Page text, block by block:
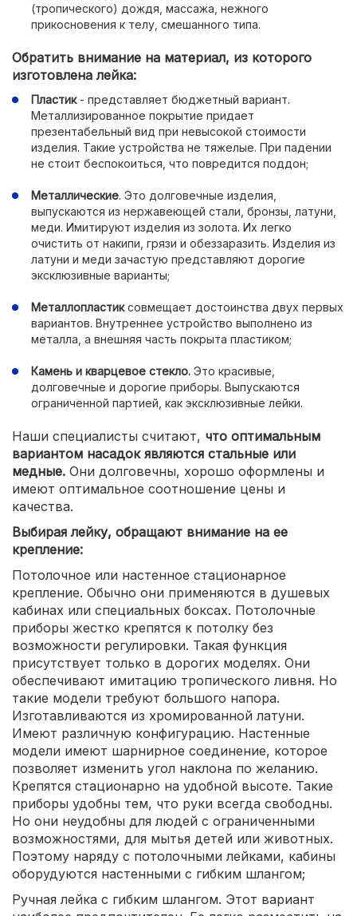
(тропического) дождя, массажа, нежного
прикосновения к телу, смешанного типа.
Обратить внимание на материал, из которого
изготовлена лейка:
Пластик - представляет бюджетный вариант.
Металлизированное покрытие придает
презентабельный вид при невысокой стоимости
изделия. Такие устройства не тяжелые. При падении
не стоит беспокоиться, что повредится поддон;
Металлические. Это долговечные изделия,
выпускаются из нержавеющей стали, бронзы, латуни,
меди. Имитируют изделия из золота. Их легко
очистить от накипи, грязи и обеззаразить. Изделия из
латуни и меди зачастую представляют дорогие
эксклюзивные варианты;
Металлопластиксовмещает достоинства двух первых
вариантов. Внутреннее устройство выполнено из
металла, а внешняя часть покрыта пластиком;
Камень и кварцевое стекло. Это красивые,
долговечные и дорогие приборы. Выпускаются
ограниченной партией, как эксклюзивные лейки.
Наши специалисты считают, что оптимальным
вариантом насадок являются стальные или
медные. Они долговечны, хорошо оформлены и
имеют оптимальное соотношение цены и
качества.
Выбирая лейку, обращают внимание на ее
крепление:
Потолочное или настенное стационарное
крепление. Обычно они применяются в душевых
кабинах или специальных боксах. Потолочные
приборы жестко крепятся к потолку без
возможности регулировки. Такая функция
присутствует только в дорогих моделях. Они
обеспечивают имитацию тропического ливня. Но
такие модели требуют большого напора.
Изготавливаются из хромированной латуни.
Имеют различную конфигурацию. Настенные
модели имеют шарнирное соединение, которое
позволяет изменить угол наклона по желанию.
Крепятся стационарно на удобной высоте. Такие
приборы удобны тем, что руки всегда свободны.
Но они неудобны для людей с ограниченными
возможностями, для мытья детей или животных.
Поэтому наряду с потолочными лейками, кабины
оборудуются настенными с гибким шлангом;
Ручная лейка с гибким шлангом. Этот вариант